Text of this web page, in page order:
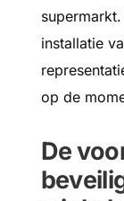
installatie
op de
De